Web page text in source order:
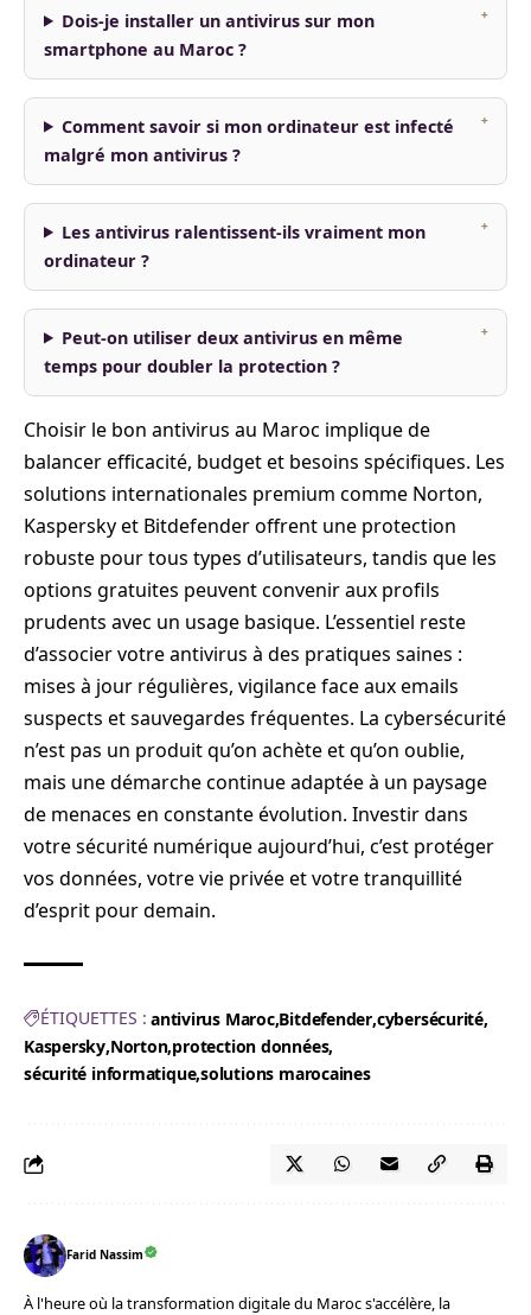
Dois-je installer un antivirus sur mon
smartphone au Maroc ?
Comment savoir si mon ordinateur est infecté
malgré mon antivirus ?
Les antivirus ralentissent-ils vraiment mon
ordinateur ?
Peut-on utiliser deux antivirus en même
temps pour doubler la protection ?
Choisir le bon antivirus au Maroc implique de
balancer efficacité, budget et besoins spécifiques. Les
solutions internationales premium comme Norton,
Kaspersky et Bitdefender offrent une protection
robuste pour tous types d’utilisateurs, tandis que les
options gratuites peuvent convenir aux profils
prudents avec un usage basique. L’essentiel reste
d’associer votre antivirus à des pratiques saines :
mises à jour régulières, vigilance face aux emails
suspects et sauvegardes fréquentes. La cybersécurité
n’est pas un produit qu’on achète et qu’on oublie,
mais une démarche continue adaptée à un paysage
de menaces en constante évolution. Investir dans
votre sécurité numérique aujourd’hui, c’est protéger
vos données, votre vie privée et votre tranquillité
d’esprit pour demain.
ÉTIQUETTES : antivirus Maroc Bitdefender cybersécurité
Kaspersky Norton protection données
sécurité informatiquesolutions marocaines
Farid Nassim
À l'heure où la transformation digitale du Maroc s'accélère, la